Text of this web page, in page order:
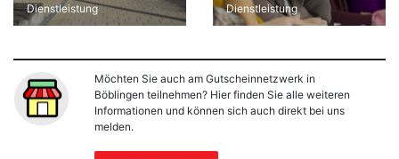
Dienstleistung Dienstleistung
Möchten Sie auch am Gutscheinnetzwerk in
Böblingen teilnehmen? Hier finden Sie alle weiteren
Informationen und können sich auch direkt bei uns
melden.